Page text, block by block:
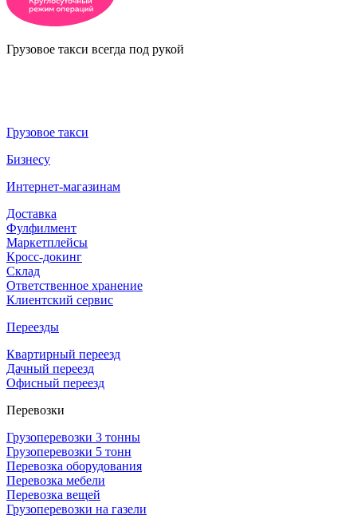
Грузовое такси всегда под рукой
Грузовое такси
Бизнесу
Интернет-магазинам
Доставка
Фулфилмент
Маркетплейсы
Кросс-докинг
Склад
Ответственное хранение
Клиентский сервис
Переезды
Квартирный переезд
Дачный переезд
Офисный переезд
Перевозки
Грузоперевозки 3 тонны
Грузоперевозки 5 тонн
Перевозка оборудования
Перевозка мебели
Перевозка вещей
Грузоперевозки на газели